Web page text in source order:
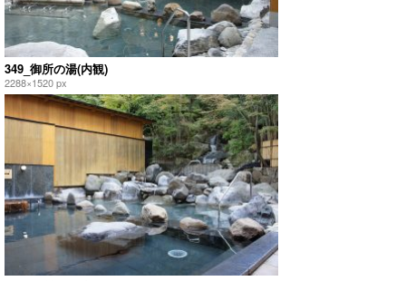
349_御所の湯(内観)
2288×1520 px